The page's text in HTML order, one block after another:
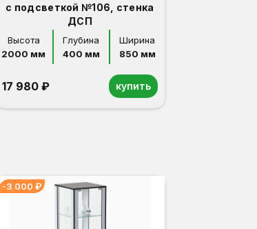
с подсветкой №106, стенка
ДСП
Высота
2000 мм
Глубина
400 мм
Ширина
850 мм
17 980 ₽ купить
-3 000 ₽